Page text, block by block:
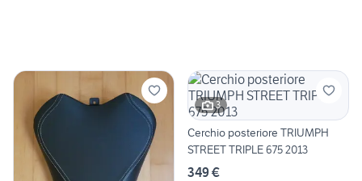
3
Cerchio posteriore TRIUMPH
STREET TRIPLE 675 2013
349 €